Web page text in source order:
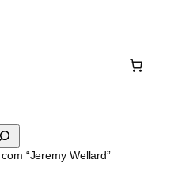
“Jeremy Wellard”